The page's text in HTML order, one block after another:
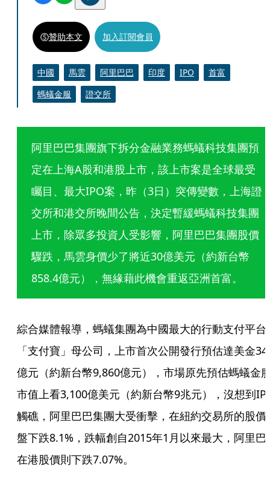
贊助本文 加入訂閱會員
中國 馬雲 阿里巴巴 印度 IPO
首富
螞蟻金服
證交所
阿里巴巴集團旗下拆分金融業務螞蟻科技集團預
定在上海A股和港股上市，該上市案是全球最受
矚目、最大IPO案，昨（3日）突傳變數，上海證
交所和港交所晚間公告，決定暫緩螞蟻科技集團
上市，除眾多投資人受影響，阿里巴巴集團股價
驟跌，馬雲身價少了將近30億美元（約新台幣
858.4億元），無緣藉此機會重返亞洲首富。
綜合媒體報導，螞蟻集團為中國最大的行動支付平台
「支付寶」母公司，上市首次公開發行預估達美金
億元（約新台幣9,860億元），市場原先預估螞蟻金
市值上看3,100億美元（約新台幣9兆元），沒想到
觸礁，阿里巴巴集團大受衝擊，在紐約交易所的股價
盤下跌8.1%，跌幅創自2015年1月以來最大，阿里巴
在港股價則下跌7.07%。